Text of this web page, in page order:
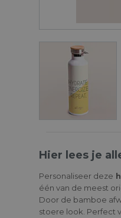
Hier lees je
Personaliseer deze
één van de meest
Door de bamboe
stoere look. Perfect